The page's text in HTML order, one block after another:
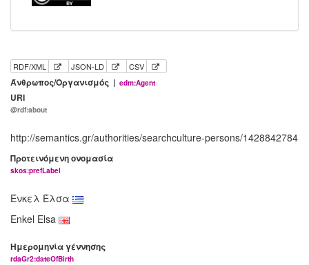
RDF/XML JSON-LD CSV
Άνθρωπος/Οργανισμός | edm:Agent
URI
@rdf:about
http://semantics.gr/authorities/searchculture-persons/1428842784
Προτεινόμενη ονομασία
skos:prefLabel
Ένκελ Έλσα
Enkel Elsa
Ημερομηνία γέννησης
rdaGr2:dateOfBirth